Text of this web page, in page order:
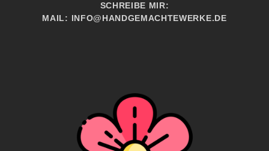
SCHREIBE MIR:
MAIL: INFO@HANDGEMACHTEWERKE.DE